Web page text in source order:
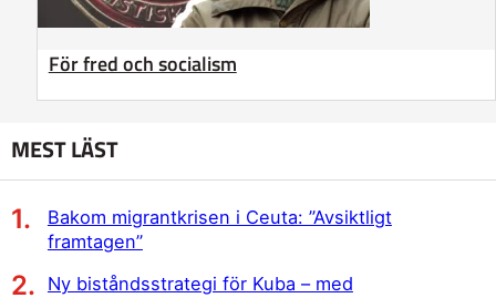
För fred och socialism
MEST LÄST
Bakom migrantkrisen i Ceuta: ”Avsiktligt
framtagen”
Ny biståndsstrategi för Kuba – med